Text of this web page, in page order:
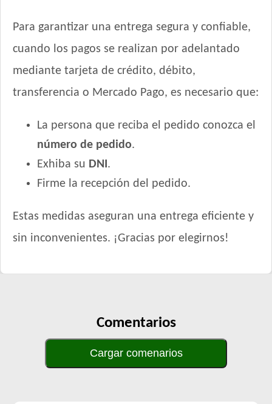
Para garantizar una entrega segura y confiable,
cuando los pagos se realizan por adelantado
mediante tarjeta de crédito, débito,
transferencia o Mercado Pago, es necesario que:
La persona que reciba el pedido conozca el
número de pedido.
Exhiba su DNI .
Firme la recepción del pedido.
Estas medidas aseguran una entrega eficiente y
sin inconvenientes. ¡Gracias por elegirnos!
Comentarios
Cargar comenarios